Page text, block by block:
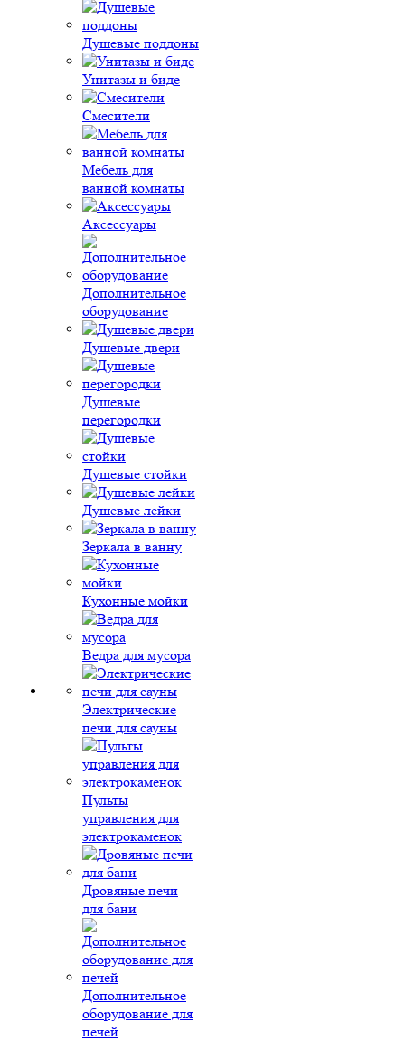
Душевые поддоны
Унитазы и биде
Смесители
Мебель для
ванной комнаты
Аксессуары
Дополнительное
оборудование
Душевые двери
Душевые
перегородки
Душевые стойки
Душевые лейки
Зеркала в ванну
Кухонные мойки
Ведра для мусора
Электрические
печи для сауны
Пульты
управления для
электрокаменок
Дровяные печи
для бани
Дополнительное
оборудование для
печей